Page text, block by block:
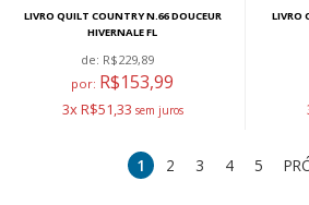
LIVRO QUILT COUNTRY N.66 DOUCEUR
HIVERNALE FL
de: R$229,89
por: R$153,99
3x R$51,33
LIVRO
1 2 3 4 5